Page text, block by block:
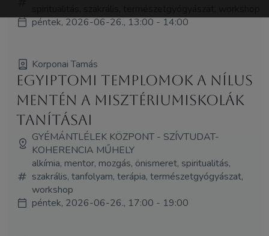
péntek, 2026-06-26., 13:00 - 14:00
Korponai Tamás
Egyiptomi templomok a Nílus
mentén A misztériumiskolák
tanításai
GYÉMÁNTLÉLEK KÖZPONT - SZÍVTUDAT-
KOHERENCIA MŰHELY
alkímia, mentor, mozgás, önismeret, spiritualitás,
szakrális, tanfolyam, terápia, természetgyógyászat,
workshop
péntek, 2026-06-26., 17:00 - 19:00